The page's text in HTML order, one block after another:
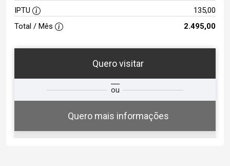
IPTU
135,00
Total / Mês
2.495,00
Quero visitar
ou
Quero mais informações
Qual o melhor dia e horário para
você?